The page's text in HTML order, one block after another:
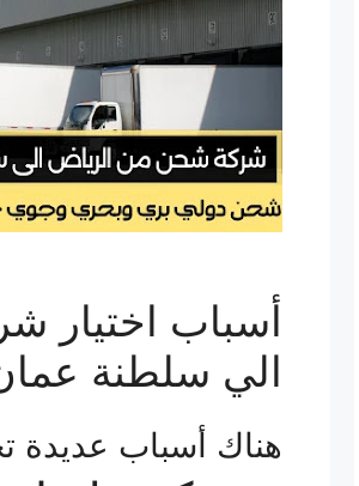
أسباب اختيار
الي سلطنة
هناك أسباب عديدة